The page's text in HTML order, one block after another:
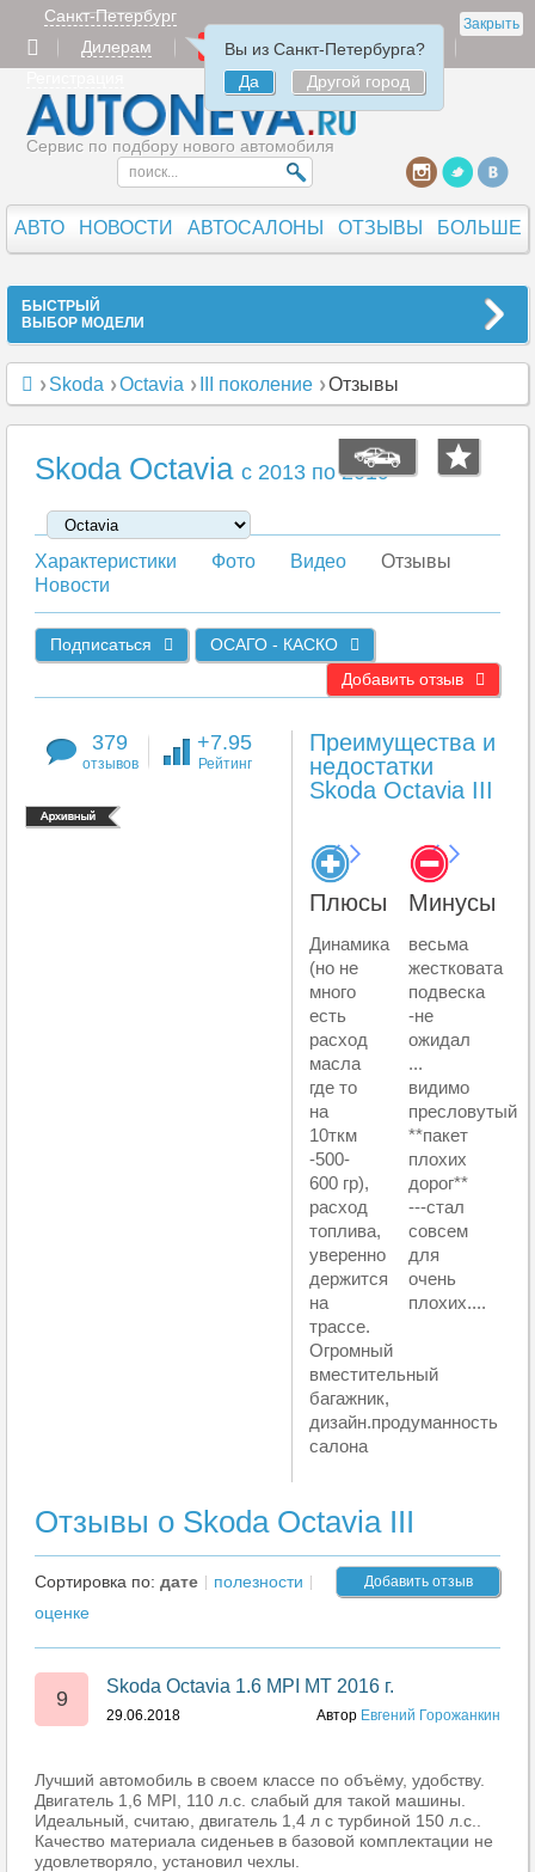
Закрыть
Санкт-Петербург
Вы из Санкт-Петербурга?
Да
Другой город
Дилерам Продать
Авторизация
Сервис по подбору нового автомобиля
АВТО НОВОСТИ АВТОСАЛОНЫ ОТЗЫВЫ БОЛЬШЕ
БЫСТРЫЙ
ВЫБОР МОДЕЛИ
Skoda Octavia III поколение Отзывы
Skoda Octavia c 2013 по 2019
Характеристики Фото Видео
Отзывы
Новости
Подписаться
ОСАГО - КАСКО
Добавить отзыв
379
отзывов
+7.95
Рейтинг
Преимущества и
недостатки
Skoda Octavia III
Минусы
весьма
жестковата
подвеска
-не
ожидал
...
видимо
пресловутый
**пакет
плохих
дорог**
---стал
совсем
для
очень
плохих....
Плюсы
Динамика
(но не
много
есть
расход
масла
где то
на
10ткм
-500-
600 гр),
расход
топлива,
уверенно
держится
на
трассе.
Огромный
вместительный
багажник,
дизайн.продуманность
салона
Отзывы о Skoda Octavia III
Добавить отзыв
Сортировка по: дате
полезности
оценке
9
Skoda Octavia 1.6 MPI MT 2016 г.
Автор Евгений Горожанкин
29.06.2018
Лучший автомобиль в своем классе по объёму, удобству.
Двигатель 1,6 MPI, 110 л.с. слабый для такой машины.
Идеальный, считаю, двигатель 1,4 л с турбиной 150 л.с..
Качество материала сиденьев в базовой комплектации не
удовлетворяло, установил чехлы.